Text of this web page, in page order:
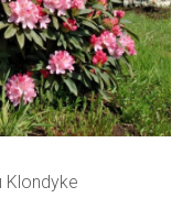
Klondyke